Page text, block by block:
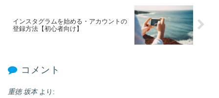
インスタグラムを始める・アカウントの
登録方法【初心者向け】
コメント
重徳 坂本 より: